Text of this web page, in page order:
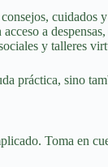
cuidados
a
y talleres
práctica, sino
Toma en